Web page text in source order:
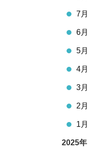
7月
6月
5月
4月
3月
2月
1月
2025年